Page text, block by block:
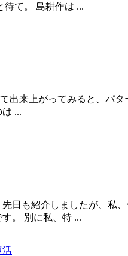
待て。 島耕作は ...
出来上がってみると、パ
...
日も紹介しましたが、私
。 別に私、特 ...
活